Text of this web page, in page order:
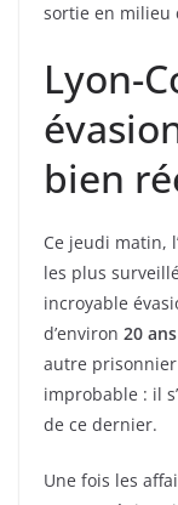
sortie en milieu
Lyon-
bien
Ce jeudi matin,
les plus
incroyable
d’environ 20 ans
autre
improbable : il
de ce dernier.
Une fois les